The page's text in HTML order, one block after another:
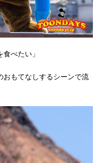
べたい」
おもてなしするシーンで流